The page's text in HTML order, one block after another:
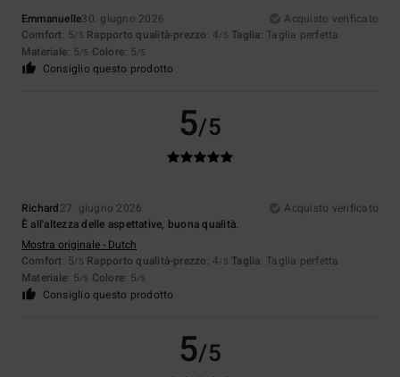
Emmanuelle30. giugno 2026
Acquisto verificato
Comfort: 5/5 Rapporto qualità-prezzo: 4/5 Taglia: Taglia perfetta
Materiale: 5/5 Colore: 5/5
Consiglio questo prodotto
5/5
Richard27. giugno 2026
Acquisto verificato
È all'altezza delle aspettative, buona qualità.
Mostra originale - Dutch
Comfort: 5/5 Rapporto qualità-prezzo: 4/5 Taglia: Taglia perfetta
Materiale: 5/5 Colore: 5/5
Consiglio questo prodotto
5/5